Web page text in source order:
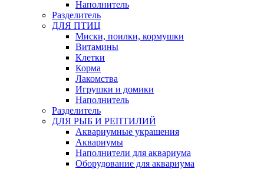
Наполнитель
Разделитель
ДЛЯ ПТИЦ
Миски, поилки, кормушки
Витамины
Клетки
Корма
Лакомства
Игрушки и домики
Наполнитель
Разделитель
ДЛЯ РЫБ И РЕПТИЛИЙ
Аквариумные украшения
Аквариумы
Наполнители для аквариума
Оборудование для аквариума